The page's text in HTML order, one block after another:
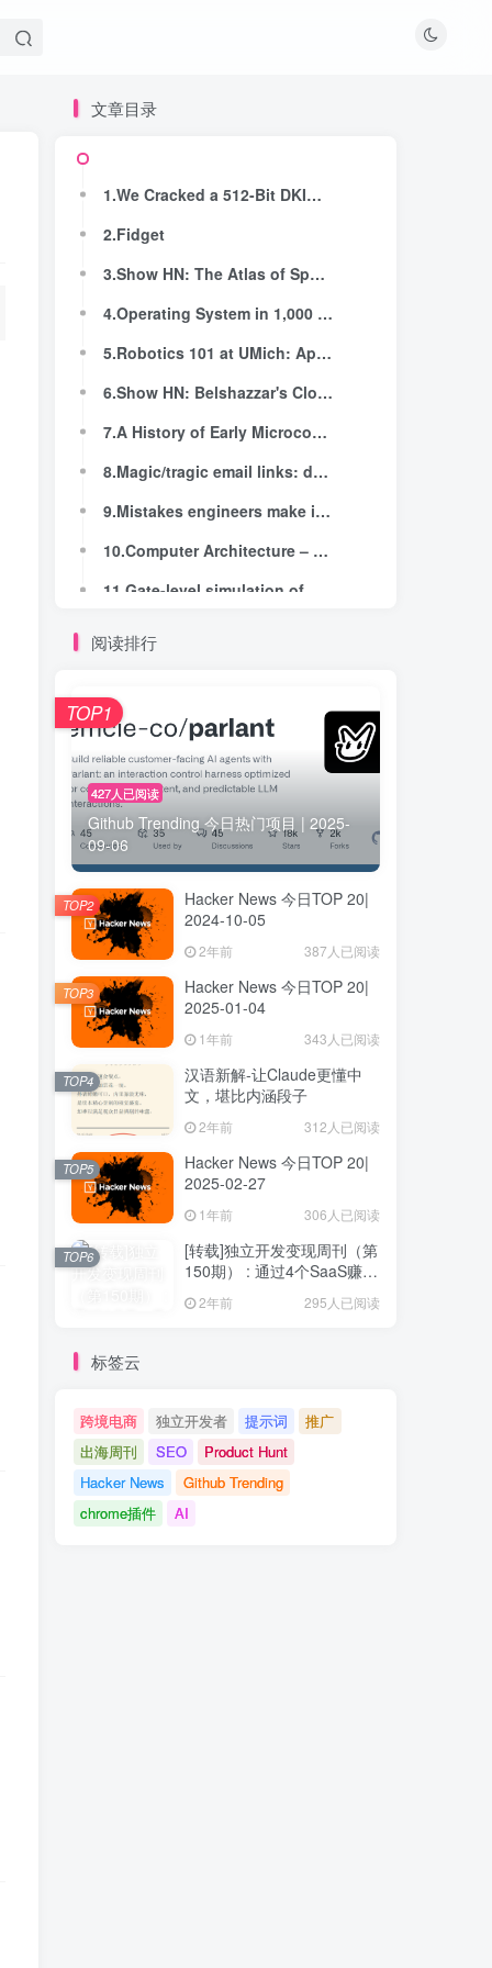
文章目录
1.We Cracked a 512-Bit DKIM Key for Less Than $8 in the Cloud
2.Fidget
3.Show HN: The Atlas of Space
4.Operating System in 1,000 Lines – Intro
5.Robotics 101 at UMich: Applied numerical linear algebra as intro linear algebra
6.Show HN: Belshazzar's Clock, luminous paint night clock
7.A History of Early Microcontrollers, Part 1: Calculator Chips Came First (2022)
8.Magic/tragic email links: don't make them the only option
9.Mistakes engineers make in large established codebases
10.Computer Architecture – Michael Flynn (2007)
14.Modern Treasury (YC S18) Is Hiring a Payments Engineering Manager
17.A day in the life of a prolific voice phishing crew
18.Servo Revival: 2023-2024
19.Schola Latina Europæa and Universalis
20.Show HN: HipScript – Run CUDA in the browser with WebAssembly and WebGPU
文章目录
1.We Cracked a 512-Bit DKIM Key for Less Than $8 in the Cloud
2.Fidget
3.Show HN: The Atlas of Space
4.Operating System in 1,000 Lines – Intro
5.Robotics 101 at UMich: Applied numerical linear algebra as intro linear algebra
6.Show HN: Belshazzar's Clock, luminous paint night clock
7.A History of Early Microcontrollers, Part 1: Calculator Chips Came First (2022)
8.Magic/tragic email links: don't make them the only option
9.Mistakes engineers make in large established codebases
10.Computer Architecture – Michael Flynn (2007)
14.Modern Treasury (YC S18) Is Hiring a Payments Engineering Manager
17.A day in the life of a prolific voice phishing crew
18.Servo Revival: 2023-2024
19.Schola Latina Europæa and Universalis
20.Show HN: HipScript – Run CUDA in the browser with WebAssembly and WebGPU
阅读排行
427人已阅读
Github Trending 今日热门项目 | 2025-
09-06
TOP1
Hacker News 今日TOP 20|
2024-10-05
2年前 387人已阅读
TOP2
Hacker News 今日TOP 20|
2025-01-04
1年前 343人已阅读
TOP3
汉语新解-让Claude更懂中
文，堪比内涵段子
2年前 312人已阅读
TOP4
Hacker News 今日TOP 20|
2025-02-27
1年前 306人已阅读
TOP5
[转载]独立开发变现周刊（第
150期） : 通过4个SaaS赚取
2年前 295人已阅读
TOP6
标签云
跨境电商 独立开发者 提示词
推广
出海周刊
SEO
Product Hunt
Hacker News
Github Trending
chrome插件
AI